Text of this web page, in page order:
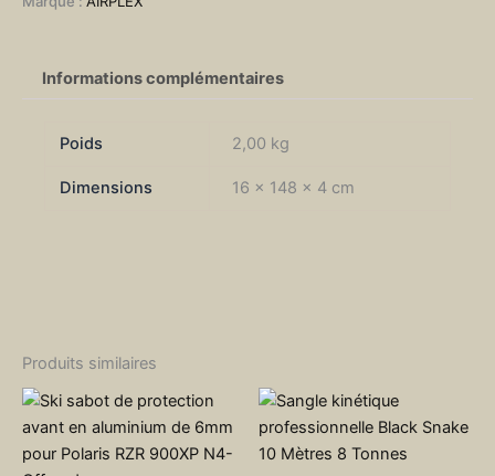
Informations complémentaires
Poids 2,00 kg
Dimensions 16 × 148 × 4 cm
Produits similaires